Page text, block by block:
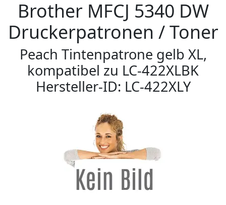
Brother MFCJ 5340 DW
Druckerpatronen / Toner
Peach Tintenpatrone gelb XL,
kompatibel zu LC-422XLBK
Hersteller-ID: LC-422XLY